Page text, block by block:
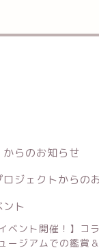
からのお知らせ
ロジェクトからの
ト
ベント開催！】コ
ュージアムでの